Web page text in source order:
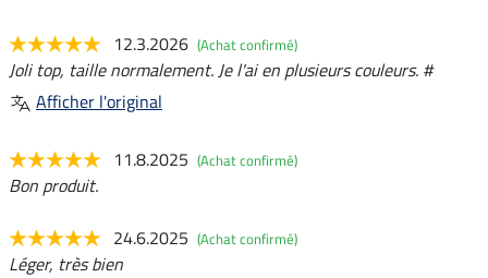
12.3.2026 (Achat confirmé)
Joli top, taille normalement. Je l'ai en plusieurs couleurs. #
Afficher l'original
11.8.2025 (Achat confirmé)
Bon produit.
24.6.2025 (Achat confirmé)
Léger, très bien